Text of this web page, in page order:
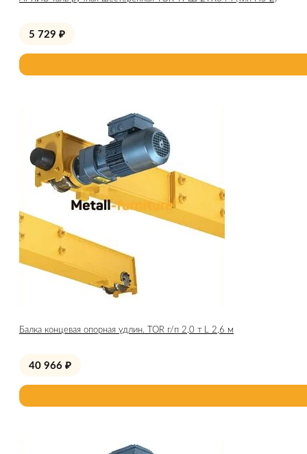
5 729 ₽
Балка концевая опорная удлин. TOR г/п 2,0 т L 2,6 м
40 966 ₽